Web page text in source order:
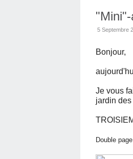
5 Septembre
Bonjour,
Je vous
jardin
Double